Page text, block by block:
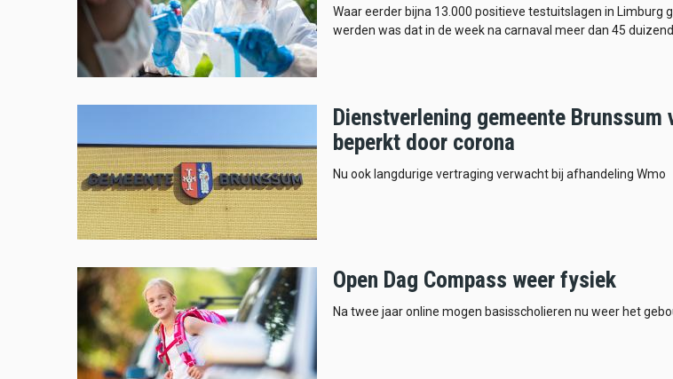
Waar eerder bijna 13.000 positieve testuitslagen in Limburg
werden was dat in de week na carnaval meer dan 45
Dienstverlening gemeente Brunssum
beperkt door corona
Nu ook langdurige vertraging verwacht bij afhandeling Wmo
Open Dag Compass weer fysiek
Na twee jaar online mogen basisscholieren nu weer het